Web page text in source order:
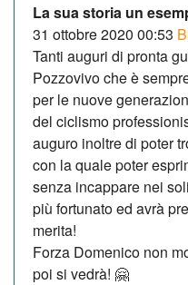
La sua storia un
31 ottobre 2020 00:53
Tanti auguri di pronta
Pozzovivo che è
per le nuove
del ciclismo
auguro inoltre di poter
con la quale poter
senza incappare nei
più fortunato ed avrà
merita!
Forza Domenico non
poi si vedrà! 🤗